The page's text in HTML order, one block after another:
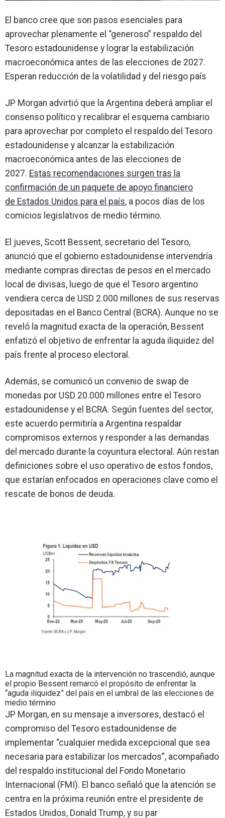
El banco cree que son pasos esenciales para
aprovechar plenamente el “generoso” respaldo del
Tesoro estadounidense y lograr la estabilización
macroeconómica antes de las elecciones de 2027.
Esperan reducción de la volatilidad y del riesgo país
JP Morgan advirtió que la Argentina deberá ampliar el
consenso político y recalibrar el esquema cambiario
para aprovechar por completo el respaldo del Tesoro
estadounidense y alcanzar la estabilización
macroeconómica antes de las elecciones de
2027. Estas recomendaciones surgen tras la
confirmación de un paquete de apoyo financiero
de Estados Unidos para el país, a pocos días de los
comicios legislativos de medio término.
El jueves, Scott Bessent, secretario del Tesoro,
anunció que el gobierno estadounidense intervendría
mediante compras directas de pesos en el mercado
local de divisas, luego de que el Tesoro argentino
vendiera cerca de USD 2.000 millones de sus reservas
depositadas en el Banco Central (BCRA). Aunque no se
reveló la magnitud exacta de la operación, Bessent
enfatizó el objetivo de enfrentar la aguda iliquidez del
país frente al proceso electoral.
Además, se comunicó un convenio de swap de
monedas por USD 20.000 millones entre el Tesoro
estadounidense y el BCRA. Según fuentes del sector,
este acuerdo permitiría a Argentina respaldar
compromisos externos y responder a las demandas
del mercado durante la coyuntura electoral. Aún restan
definiciones sobre el uso operativo de estos fondos,
que estarían enfocados en operaciones clave como el
rescate de bonos de deuda.
La magnitud exacta de la intervención no trascendió, aunque
el propio Bessent remarcó el propósito de enfrentar la
“aguda iliquidez” del país en el umbral de las elecciones de
medio término
JP Morgan, en su mensaje a inversores, destacó el
compromiso del Tesoro estadounidense de
implementar “cualquier medida excepcional que sea
necesaria para estabilizar los mercados”, acompañado
del respaldo institucional del Fondo Monetario
Internacional (FMI). El banco señaló que la atención se
centra en la próxima reunión entre el presidente de
Estados Unidos, Donald Trump, y su par